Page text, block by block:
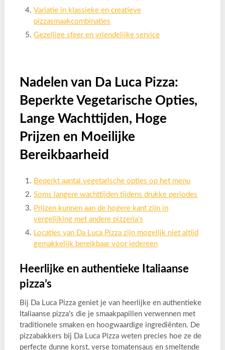
Variatie in klassieke en creatieve
pizzasmaakcombinaties
Gezellige sfeer en vriendelijke service
Nadelen van Da Luca Pizza:
Beperkte Vegetarische Opties,
Lange Wachttijden, Hoge
Prijzen en Moeilijke
Bereikbaarheid
Beperkt aantal vegetarische opties op het menu
Soms langere wachttijden tijdens drukke periodes
Prijzen kunnen aan de hogere kant zijn in
vergelijking met andere pizzeria’s
Locaties van Da Luca Pizza zijn mogelijk niet altijd
gemakkelijk bereikbaar voor iedereen
Heerlijke en authentieke Italiaanse
pizza’s
Bij Da Luca Pizza geniet je van heerlijke en authentieke
Italiaanse pizza’s die je smaakpapillen verwennen met
traditionele smaken en hoogwaardige ingrediënten. De
pizzabakkers bij Da Luca Pizza weten precies hoe ze de
perfecte dunne korst, verse tomatensaus en smeltende